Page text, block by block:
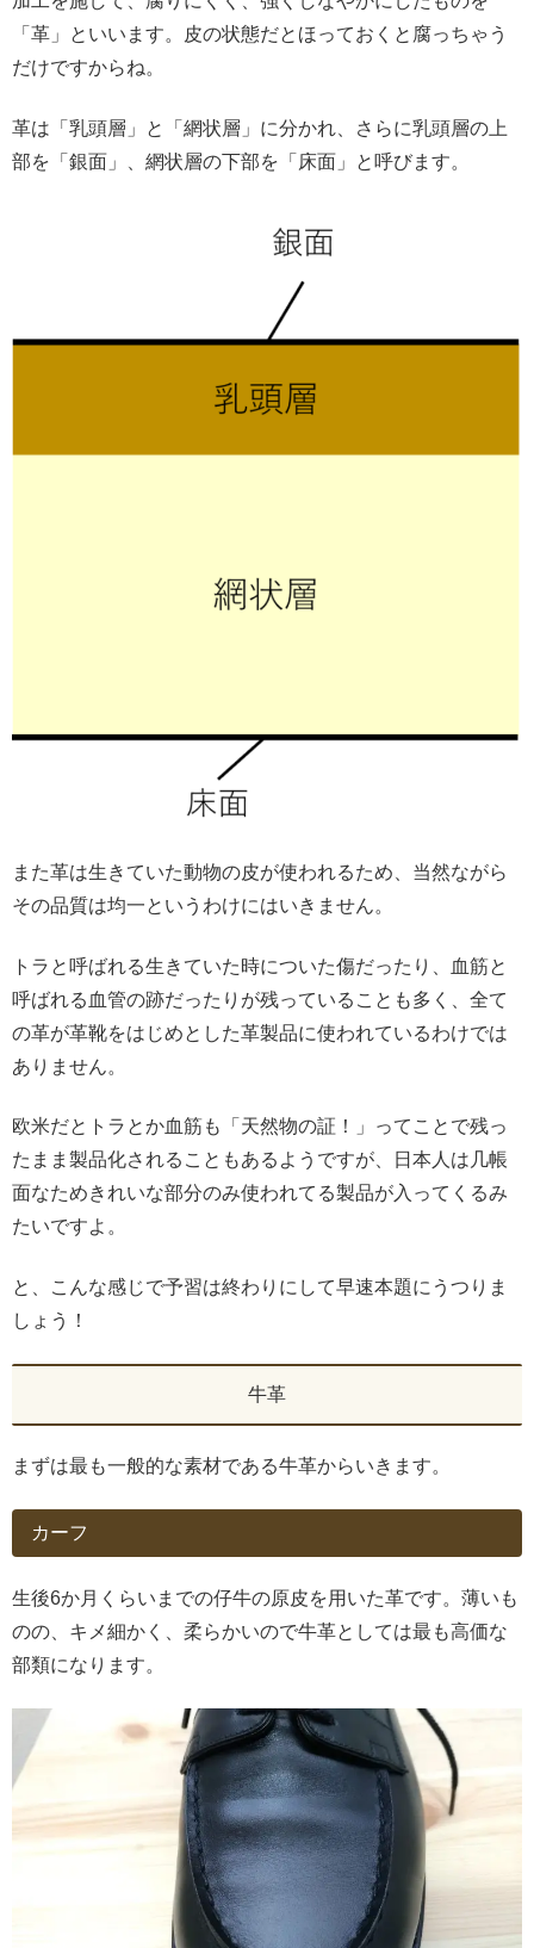
「革」といいます。皮の状態だとほっておくと腐っちゃう
だけですからね。
革は「乳頭層」と「網状層」に分かれ、さらに乳頭層の上
部を「銀面」、網状層の下部を「床面」と呼びます。
また革は生きていた動物の皮が使われるため、当然ながら
その品質は均一というわけにはいきません。
トラと呼ばれる生きていた時についた傷だったり、血筋と
呼ばれる血管の跡だったりが残っていることも多く、全て
の革が革靴をはじめとした革製品に使われているわけでは
ありません。
欧米だとトラとか血筋も「天然物の証！」ってことで残っ
たまま製品化されることもあるようですが、日本人は几帳
面なためきれいな部分のみ使われてる製品が入ってくるみ
たいですよ。
と、こんな感じで予習は終わりにして早速本題にうつりま
しょう！
牛革
まずは最も一般的な素材である牛革からいきます。
カーフ
生後6か月くらいまでの仔牛の原皮を用いた革です。薄いも
のの、キメ細かく、柔らかいので牛革としては最も高価な
部類になります。